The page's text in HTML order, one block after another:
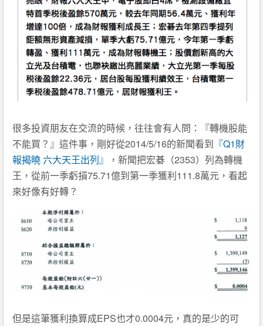
很多投資朋友在交流的時候，往往會有人問：『轉機股能
不能買？』這件事，剛好從2014/5/16的新聞看到 『Q1財
報揭曉 六大天王出列』
，新聞把宏碁（2353）列為轉機
王，從前一季虧損75.71億到第一季獲利111.8萬元，看起
來好像有好轉？
但是這筆獲利換算成EPS也才0.0004元，真的是少的可